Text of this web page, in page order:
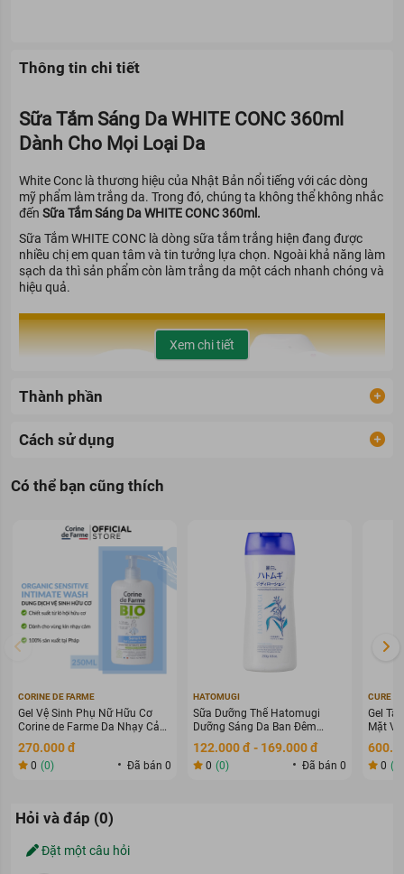
Thông tin chi tiết
Sữa Tắm Sáng Da WHITE CONC 360ml
Dành Cho Mọi Loại Da
White Conc là thương hiệu của Nhật Bản nổi tiếng với các dòng
mỹ phẩm làm trắng da. Trong đó, chúng ta không thể không nhắc
đến Sữa Tắm Sáng Da WHITE CONC 360ml .
Sữa Tắm WHITE CONC là dòng sữa tắm trắng hiện đang được
nhiều chị em quan tâm và tin tưởng lựa chọn. Ngoài khả năng làm
sạch da thì sản phẩm còn làm trắng da một cách nhanh chóng và
hiệu quả.
Sữa Tắm Sáng Da WHITE CONC dành cho mọi loại da
Hiệu quả của Sữa Tắm Sáng Da WHITE
CONC 360ml
nhiên chứa hàm lượng Vitamin C dồi dào lên đến 2000cc, sản
sữa tắmcòn làm mềm đi các vùng da bị khô ráp ở đầu gối, khuỷu
Xem chi tiết
Thành phần
Cách sử dụng
Có thể bạn cũng thích
CORINE DE FARME
Gel Vệ Sinh Phụ Nữ Hữu Cơ
Corine de Farme Da Nhạy Cảm
250ml
270.000 đ
0 (0) Đã bán 0
HATOMUGI
Sữa Dưỡng Thể Hatomugi
Dưỡng Sáng Da Ban Đêm
400ml
122.000 đ - 169.000 đ
0 (0) Đã bán 0
CURE
Gel
Mặt
0 (0)
Hỏi và đáp (0)
Đặt một câu hỏi